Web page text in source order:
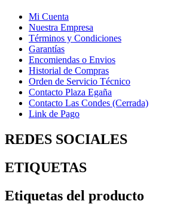
Mi Cuenta
Nuestra Empresa
Términos y Condiciones
Garantías
Encomiendas o Envios
Historial de Compras
Orden de Servicio Técnico
Contacto Plaza Egaña
Contacto Las Condes (Cerrada)
Link de Pago
REDES SOCIALES
ETIQUETAS
Etiquetas del producto